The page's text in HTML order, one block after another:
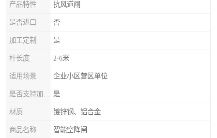
产品特性 抗风道闸
是否进口 否
加工定制 是
杆长度 2-6米
适用场景 企业小区营区单位
是
材质 镀锌钢、铝合金
商品名称 智能空降闸